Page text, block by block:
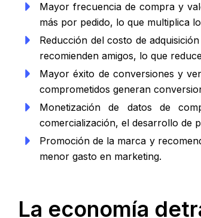
Mayor frecuencia de compra y
más por pedido, lo que multiplica
Reducción del costo de
recomienden amigos, lo que
Mayor éxito de conversiones y
comprometidos generan
Monetización de datos de
comercialización, el desarrollo de
Promoción de la marca y
menor gasto en marketing.
La economía